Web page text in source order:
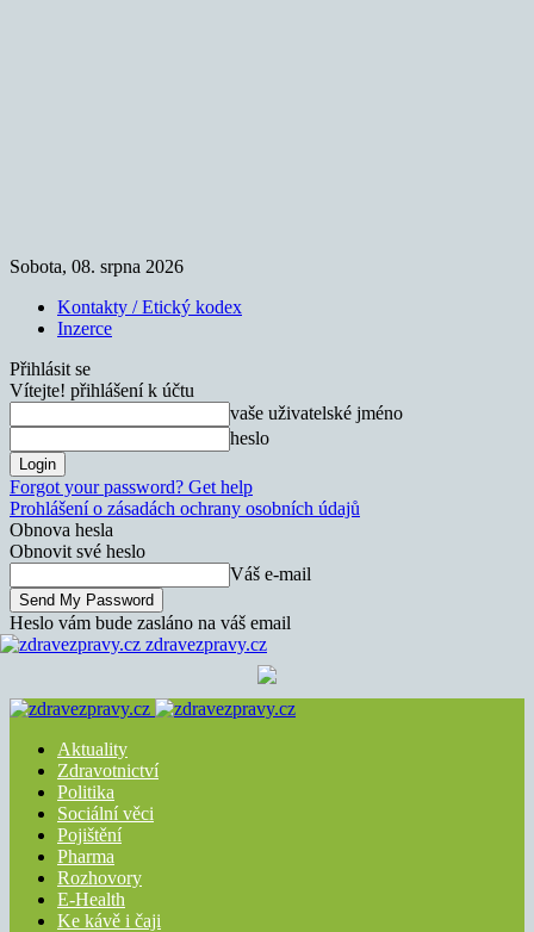
Sobota, 08. srpna 2026
Kontakty / Etický kodex
Inzerce
Přihlásit se
Vítejte! přihlášení k účtu
vaše uživatelské jméno
heslo
Forgot your password? Get help
Prohlášení o zásadách ochrany osobních údajů
Obnova hesla
Obnovit své heslo
Váš e-mail
Heslo vám bude zasláno na váš email
zdravezpravy.cz
Aktuality
Zdravotnictví
Politika
Sociální věci
Pojištění
Pharma
Rozhovory
E-Health
Ke kávě i čaji